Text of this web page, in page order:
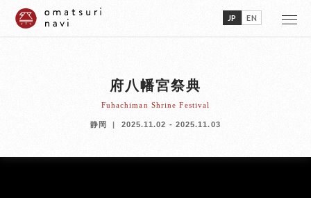
JP EN
府八幡宮祭典
Fuhachiman Shrine Festival
静岡 2025.11.02 - 2025.11.03